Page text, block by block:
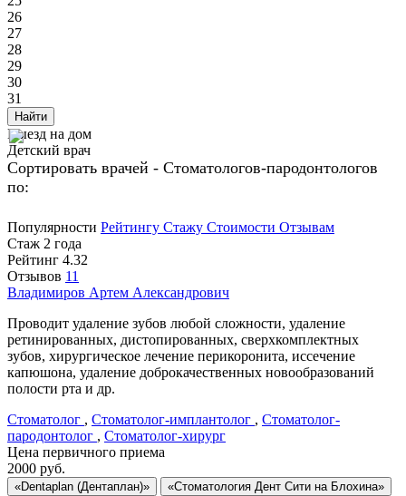
26
27
28
29
30
31
Найти
Выезд на дом
Детский врач
Сортировать врачей - Стоматологов-пародонтологов
по:
Популярности Рейтингу Стажу Стоимости Отзывам
Стаж 2 года
Рейтинг 4.32
Отзывов 11
Владимиров Артем Александрович
Проводит удаление зубов любой сложности, удаление
ретинированных, дистопированных, сверхкомплектных
зубов, хирургическое лечение перикоронита, иссечение
капюшона, удаление доброкачественных новообразований
полости рта и др.
Стоматолог , Стоматолог-имплантолог , Стоматолог-
пародонтолог , Стоматолог-хирург
Цена первичного приема
2000 руб.
«Dentaplan (Дентаплан)» «Стоматология Дент Сити на Блохина»